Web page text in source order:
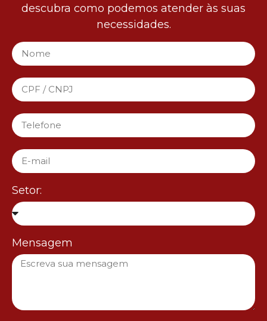
descubra como podemos atender às suas
necessidades.
Setor:
Mensagem